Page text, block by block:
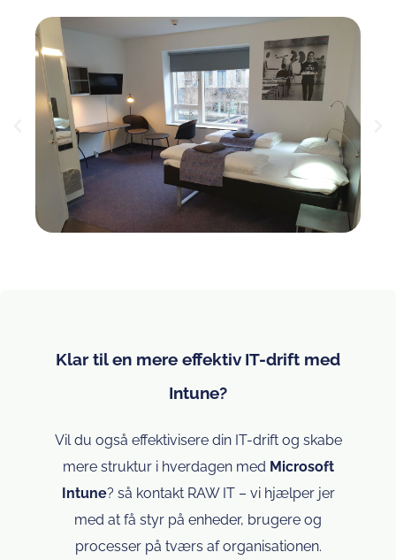
Klar til en mere effektiv IT-drift med
Intune?
Vil du også effektivisere din IT-drift og skabe
mere struktur i hverdagen med Microsoft
Intune? så kontakt RAW IT – vi hjælper jer
med at få styr på enheder, brugere og
processer på tværs af organisationen.